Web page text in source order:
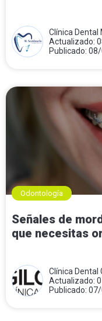
Clínica Dental
Actualizado:
Publicado:
Odontología
Señales de
que necesitas
Clínica Dental
Actualizado:
Publicado: